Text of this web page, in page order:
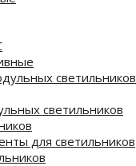
светильников
светильников
для светильников